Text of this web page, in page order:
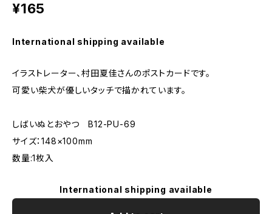
¥165
International shipping available
イラストレーター、村田夏佳さんのポストカードです。
可愛い柴犬が優しいタッチで描かれています。
しばいぬとおやつ B12-PU-69
サイズ：148×100mm
数量:1枚入
International shipping available